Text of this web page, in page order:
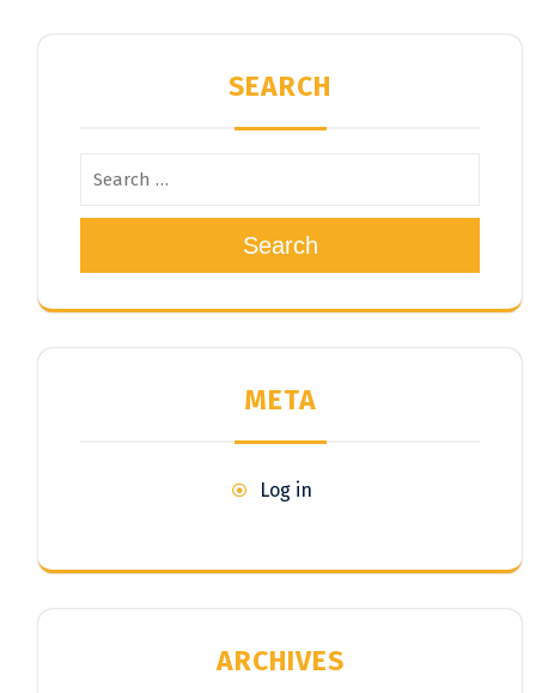
SEARCH
Search
META
Log in
ARCHIVES